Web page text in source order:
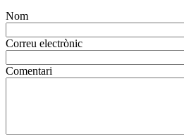
Nom
Correu electrònic
Comentari